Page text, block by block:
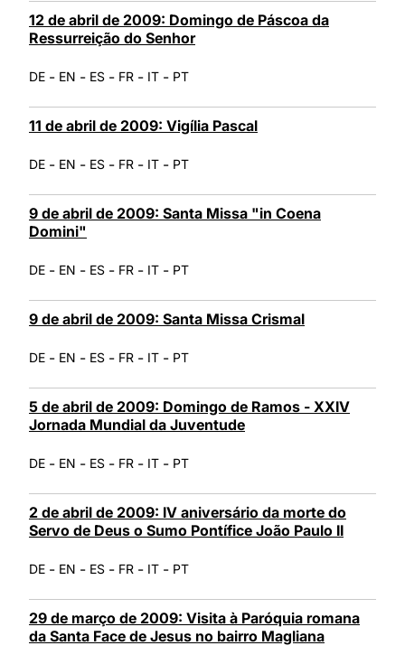
12 de abril de 2009: Domingo de Páscoa da
Ressurreição do Senhor
DE - EN - ES - FR - IT - PT
11 de abril de 2009: Vigília Pascal
DE - EN - ES - FR - IT - PT
9 de abril de 2009: Santa Missa "in Coena
Domini"
DE - EN - ES - FR - IT - PT
9 de abril de 2009: Santa Missa Crismal
DE - EN - ES - FR - IT - PT
5 de abril de 2009: Domingo de Ramos - XXIV
Jornada Mundial da Juventude
DE - EN - ES - FR - IT - PT
2 de abril de 2009: IV aniversário da morte do
Servo de Deus o Sumo Pontífice João Paulo II
DE - EN - ES - FR - IT - PT
29 de março de 2009: Visita à Paróquia romana
da Santa Face de Jesus no bairro Magliana